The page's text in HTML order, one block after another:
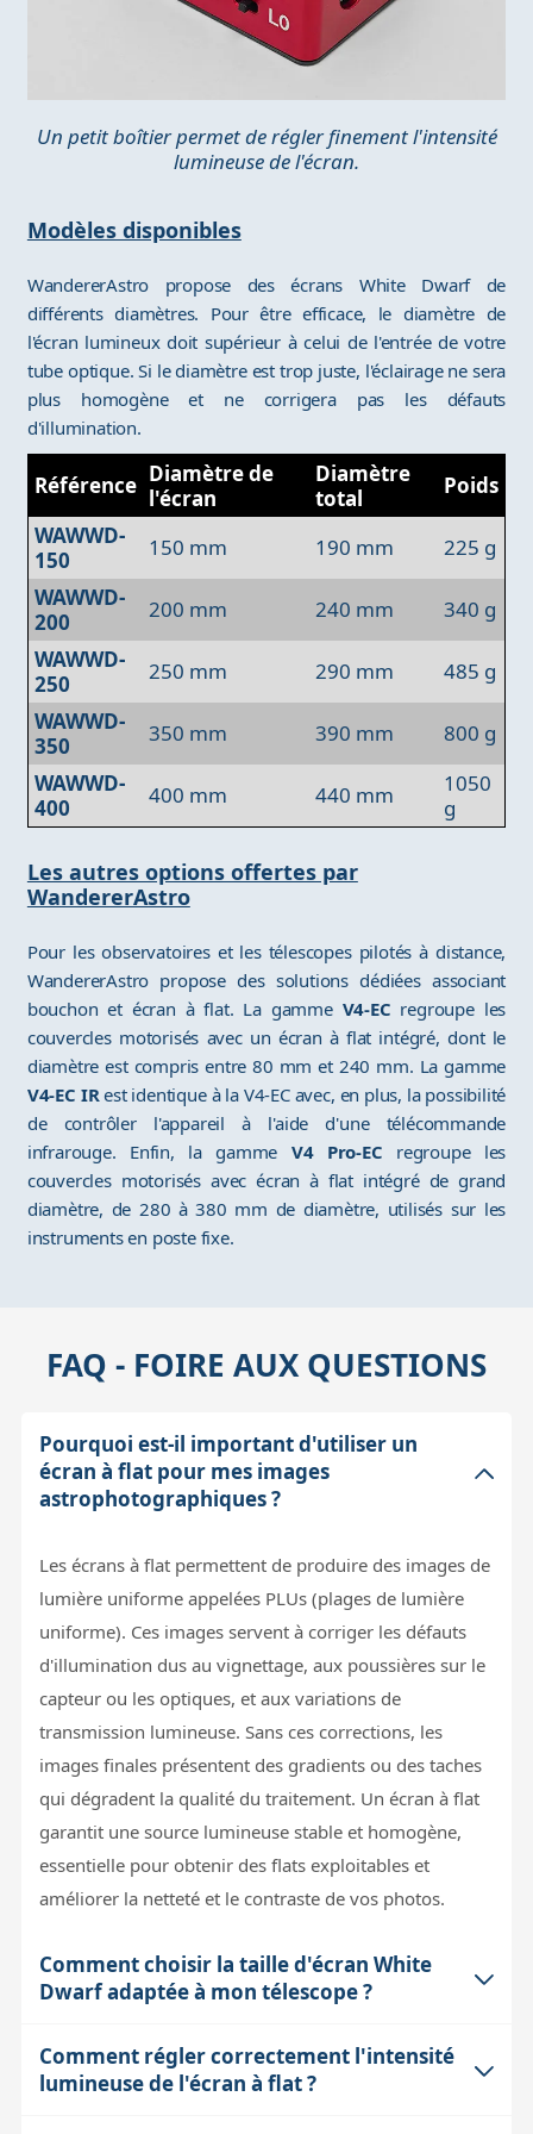
Un petit boîtier permet de régler finement l'intensité
lumineuse de l'écran.
Modèles disponibles
WandererAstro propose des écrans White Dwarf de
différents diamètres. Pour être efficace, le diamètre de
l'écran lumineux doit supérieur à celui de l'entrée de votre
tube optique. Si le diamètre est trop juste, l'éclairage ne sera
plus homogène et ne corrigera pas les défauts
d'illumination.
Référence Diamètre de
l'écran
Diamètre
total
Poids
WAWWD-
150
150 mm 190 mm
225 g
WAWWD-
200
200 mm 240 mm
340 g
WAWWD-
250
250 mm 290 mm
485 g
WAWWD-
350
350 mm 390 mm
800 g
WAWWD-
400
400 mm 440 mm
1050
g
Les autres options offertes par
WandererAstro
Pour les observatoires et les télescopes pilotés à distance,
WandererAstro propose des solutions dédiées associant
bouchon et écran à flat. La gamme V4-EC regroupe les
couvercles motorisés avec un écran à flat intégré, dont le
diamètre est compris entre 80 mm et 240 mm. La gamme
V4-EC IRest identique à la V4-EC avec, en plus, la possibilité
de contrôler l'appareil à l'aide d'une télécommande
infrarouge. Enfin, la gamme V4 Pro-EC regroupe les
couvercles motorisés avec écran à flat intégré de grand
diamètre, de 280 à 380 mm de diamètre, utilisés sur les
instruments en poste fixe.
FAQ - FOIRE AUX QUESTIONS
Pourquoi est-il important d'utiliser un
écran à flat pour mes images
astrophotographiques ?
Les écrans à flat permettent de produire des images de
lumière uniforme appelées PLUs (plages de lumière
uniforme). Ces images servent à corriger les défauts
d'illumination dus au vignettage, aux poussières sur le
capteur ou les optiques, et aux variations de
transmission lumineuse. Sans ces corrections, les
images finales présentent des gradients ou des taches
qui dégradent la qualité du traitement. Un écran à flat
garantit une source lumineuse stable et homogène,
essentielle pour obtenir des flats exploitables et
améliorer la netteté et le contraste de vos photos.
Comment choisir la taille d'écran White
Dwarf adaptée à mon télescope ?
L'écran doit avoir un diamètre lumineux supérieur à
celui de l'ouverture de votre tube optique pour assurer
Comment régler correctement l'intensité
lumineuse de l'écran à flat ?